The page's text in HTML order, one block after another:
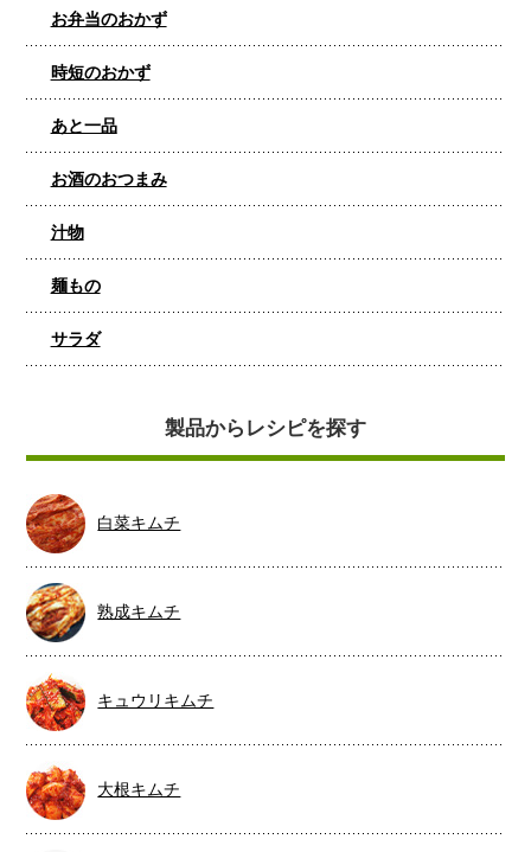
お弁当のおかず
時短のおかず
あと一品
お酒のおつまみ
汁物
麺もの
サラダ
製品からレシピを探す
白菜キムチ
熟成キムチ
キュウリキムチ
大根キムチ